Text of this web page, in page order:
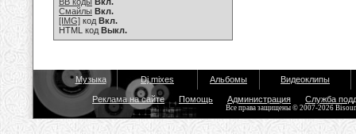
Смайлы Вкл.
[IMG] код Вкл.
HTML код Выкл.
Музыка Dj mixes Альбомы Видеоклипы
Реклама на сайте Помощь Администрация Служба
Все права защищены © 2007-2026